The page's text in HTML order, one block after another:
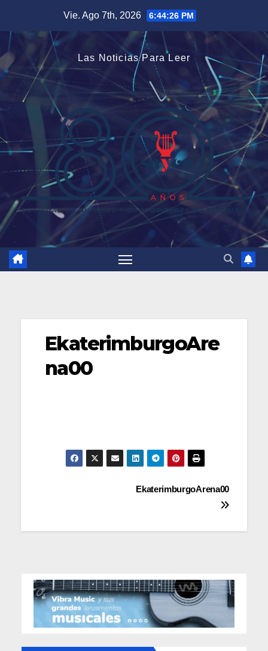
contenido
Vie. Ago 7th, 2026 6:44:27 PM
Las Noticias Para Leer
EkaterimburgoAre
na00
NavegaciónEkaterimburgoArena00